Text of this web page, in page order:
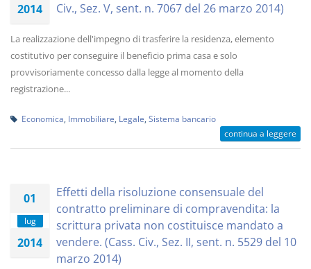
2014
Civ., Sez. V, sent. n. 7067 del 26 marzo 2014)
La realizzazione dell'impegno di trasferire la residenza, elemento
costitutivo per conseguire il beneficio prima casa e solo
provvisoriamente concesso dalla legge al momento della
registrazione...
Economica Immobiliare Legale Sistema bancario
continua a leggere
01
lug
2014
Effetti della risoluzione consensuale del
contratto preliminare di compravendita: la
scrittura privata non costituisce mandato a
vendere. (Cass. Civ., Sez. II, sent. n. 5529 del 10
marzo 2014)